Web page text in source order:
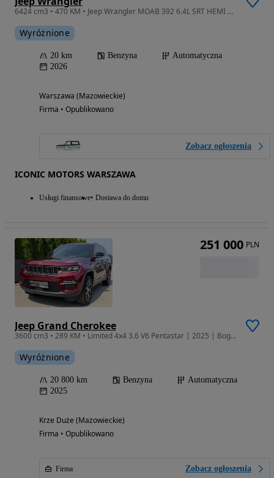
6424 cm3 • 470 KM • Jeep Wrangler MOAB 392 6.4L SRT HEMI V8 2026
Wyróżnione
20 km Benzyna
Automatyczna
2026
Warszawa (Mazowieckie)
Firma • Opublikowano
Zobacz ogłoszenia
ICONIC MOTORS WARSZAWA
Usługi finansowe Dostawa do domu
Jeep Grand Cherokee
3600 cm3 • 289 KM • Limited 4x4 3.6 V6 Pentastar | 2025 | Bogata wersja | Kamera | Adaptiv
Wyróżnione
20 800 km Benzyna
Automatyczna
2025
Krze Duże (Mazowieckie)
Firma • Opublikowano
Firma Zobacz ogłoszenia
251 000 PLN